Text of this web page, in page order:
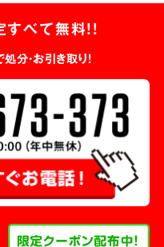
すべて無料!!
処分・お引き取り！